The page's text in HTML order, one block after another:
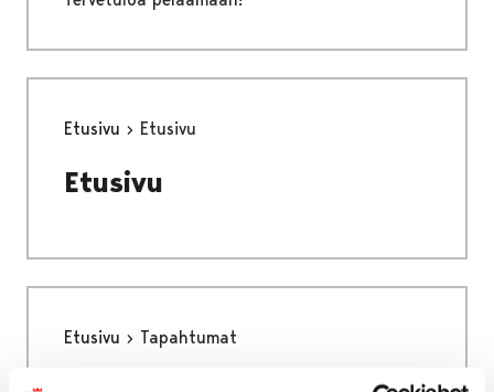
Etusivu Etusivu
Etusivu
Etusivu Tapahtumat